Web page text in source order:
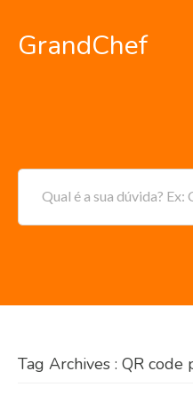
GrandChef
Qual é a sua dúvida?
Tag Archives : QR code